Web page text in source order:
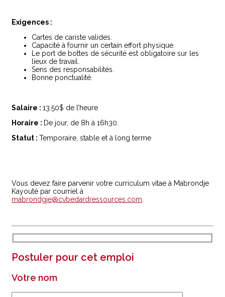
Exigences :
Cartes de cariste valides.
Capacité à fournir un certain effort physique.
Le port de bottes de sécurité est obligatoire sur les
lieux de travail.
Sens des responsabilités.
Bonne ponctualité.
Salaire : 13.50$ de l’heure
Horaire : De jour, de 8h à 16h30.
Statut : Temporaire, stable et à long terme
Vous devez faire parvenir votre curriculum vitae à Mabrondje
Kayouté par courriel à
mabrondgje@cvbedardressources.com.
Postuler pour cet emploi
Votre nom